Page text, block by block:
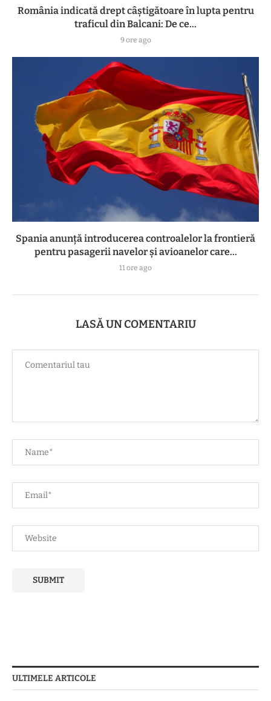
România indicată drept câștigătoare în lupta pentru
traficul din Balcani: De ce...
9 ore ago
Spania anunță introducerea controalelor la frontieră
pentru pasagerii navelor și avioanelor care...
11 ore ago
LASĂ UN COMENTARIU
ULTIMELE ARTICOLE